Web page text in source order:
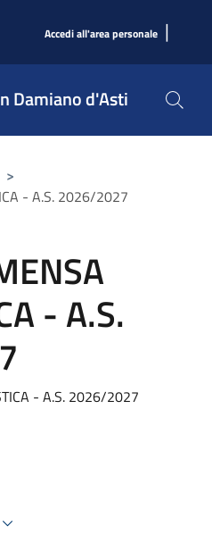
Accedi all'area personale |
Damiano d'Asti
>
- A.S. 2026/2027
- A.S.
- A.S. 2026/2027